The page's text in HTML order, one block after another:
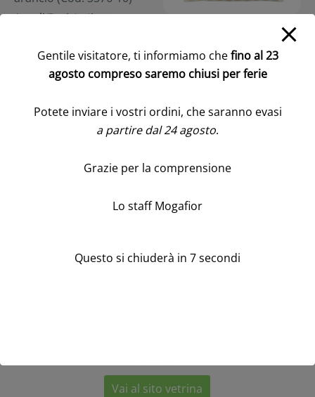
Accedi/Registrati per
MM.0,50/0,55 50MT.
DECORATIVO GR.40
MM.0,24 10 PEZZI grigio
(Cod. 42601-01)
visualizzare i prezzi
BOBINA FILO FERRO DECO
Accedi/Registrati per
visualizzare i prezzi
Vai al sito vetrina
Gentile visitatore, ti informiamo chefino al 23
agosto compreso saremo chiusi per ferie
Potete inviare i vostri ordini, che saranno evasi
a partire dal 24 agosto.
Grazie per la comprensione
Lo staff Mogafior
Questo si chiuderà in 7secondi